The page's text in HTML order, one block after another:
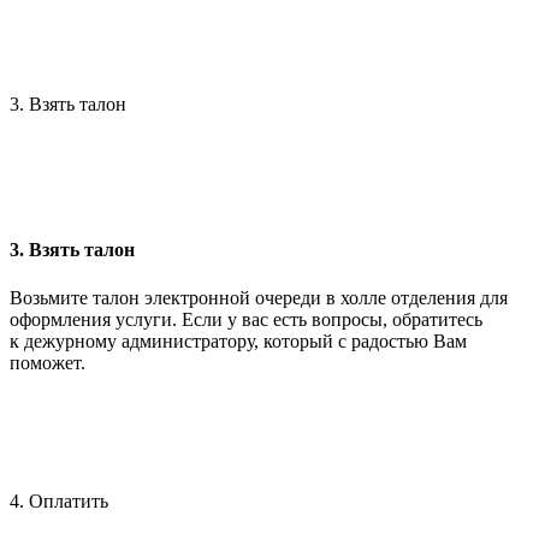
3. Взять талон
3. Взять талон
Возьмите талон электронной очереди в холле отделения для
оформления услуги. Если у вас есть вопросы, обратитесь
к дежурному администратору, который с радостью Вам
поможет.
4. Оплатить